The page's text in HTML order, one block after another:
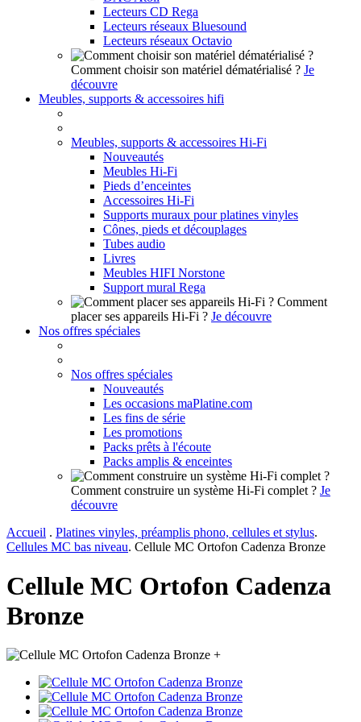
Lecteurs CD Rega
Lecteurs réseaux Bluesound
Lecteurs réseaux Octavio
Comment choisir son matériel dématérialisé ? Je
découvre
Meubles, supports & accessoires hifi
Meubles, supports & accessoires Hi-Fi
Nouveautés
Meubles Hi-Fi
Pieds d’enceintes
Accessoires Hi-Fi
Supports muraux pour platines vinyles
Cônes, pieds et découplages
Tubes audio
Livres
Meubles HIFI Norstone
Support mural Rega
Comment
placer ses appareils Hi-Fi ? Je découvre
Nos offres spéciales
Nos offres spéciales
Nouveautés
Les occasions maPlatine.com
Les fins de série
Les promotions
Packs prêts à l'écoute
Packs amplis & enceintes
Comment construire un système Hi-Fi complet ? Je
découvre
Accueil . Platines vinyles, préamplis phono, cellules et stylus.
Cellules MC bas niveau. Cellule MC Ortofon Cadenza Bronze
Cellule MC Ortofon Cadenza
Bronze
+